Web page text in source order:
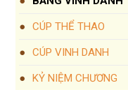
CÚP THỂ THAO
CÚP VINH DANH
KỶ NIỆM CHƯƠNG